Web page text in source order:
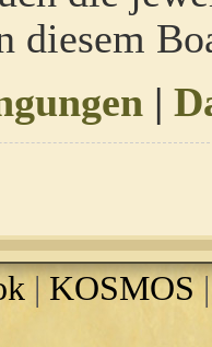
diesem
|
|KOSMOS